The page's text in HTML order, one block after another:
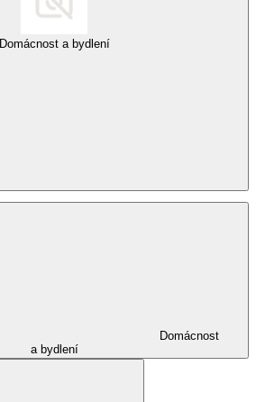
Domácnost a bydlení
Domácnost
a bydlení